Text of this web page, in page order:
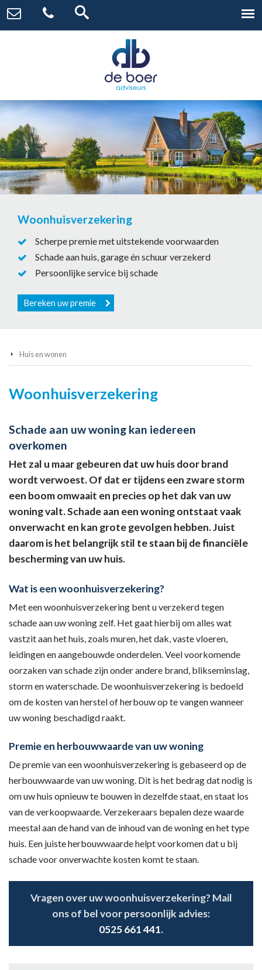
Woonhuisverzekering
Scherpe premie met uitstekende voorwaarden
Schade aan huis, garage én schuur verzekerd
Persoonlijke service bij schade
Bereken uw premie
Huis en wonen
Woonhuisverzekering
Schade aan uw woning kan iedereen
overkomen
Het zal u maar gebeuren dat uw huis door brand
wordt verwoest. Of dat er tijdens een zware storm
een boom omwaait en precies op het dak van uw
woning valt. Schade aan een woning ontstaat vaak
onverwacht en kan grote gevolgen hebben. Juist
daarom is het belangrijk stil te staan bij de financiële
bescherming van uw huis.
Wat is een woonhuisverzekering?
Met een woonhuisverzekering bent u verzekerd tegen
schade aan uw woning zelf. Het gaat hierbij om alles wat
vastzit aan het huis, zoals muren, het dak, vaste vloeren,
leidingen en aangebouwde onderdelen. Veel voorkomende
oorzaken van schade zijn onder andere brand, blikseminslag,
storm en waterschade. De woonhuisverzekering is bedoeld
om de kosten van herstel of herbouw op te vangen wanneer
uw woning beschadigd raakt.
Premie en herbouwwaarde van uw woning
De premie van een woonhuisverzekering is gebaseerd op de
herbouwwaarde van uw woning. Dit is het bedrag dat nodig is
om uw huis opnieuw te bouwen in dezelfde staat, en staat los
van de verkoopwaarde. Verzekeraars bepalen deze waarde
meestal aan de hand van de inhoud van de woning en het type
huis. Een juiste herbouwwaarde helpt voorkomen dat u bij
schade voor onverwachte kosten komt te staan.
Vragen over uw woonhuisverzekering? Mail
ons of bel voor persoonlijk advies:
0525 661 441.